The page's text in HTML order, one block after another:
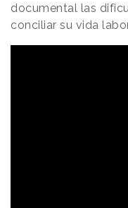
documental las
conciliar su vida